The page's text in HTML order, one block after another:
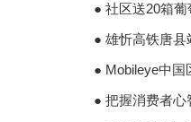
● 社区送20箱葡
● 雄忻高铁唐
● Mobileye中国
● 把握消费者心